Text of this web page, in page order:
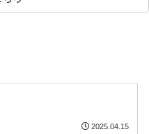
2025.04.15